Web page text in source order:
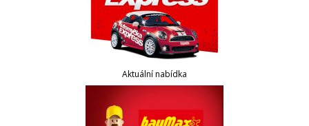
Aktuální nabídka